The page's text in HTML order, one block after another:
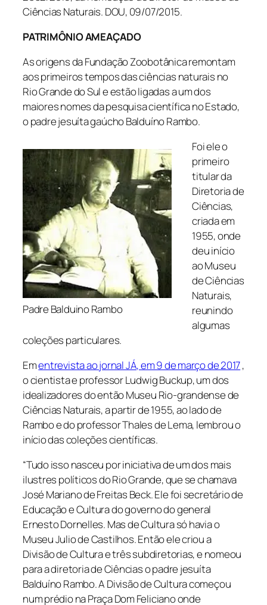
Ciências Naturais. DOU, 09/07/2015.
PATRIMÔNIO AMEAÇADO
As origens da Fundação Zoobotânica remontam
aos primeiros tempos das ciências naturais no
Rio Grande do Sul e estão ligadas a um dos
maiores nomes da pesquisa científica no Estado,
o padre jesuíta gaú­cho Balduíno Rambo.
Padre Balduino Rambo
Foi ele o
primeiro
titular da
Diretoria de
Ciências,
criada em
1955, onde
deu início
ao Museu
de Ciências
Naturais,
reunindo
algumas
coleções particulares.
Ementrevista ao jornal JÁ, em 9 de março de 2017,
o cientista e professor Ludwig Buckup, um dos
idealizadores do então Museu Rio-grandense de
Ciências Naturais, a partir de 1955, ao lado de
Rambo e do professor Thales de Lema, lembrou o
início das coleções científicas.
“Tudo isso nasceu por iniciativa de um dos mais
ilustres políticos do Rio Grande, que se chamava
José Mariano de Freitas Beck. Ele foi secretário de
Educação e Cultura do governo do general
Ernesto Dornelles. Mas de Cultura só havia o
Museu Julio de Castilhos. Então ele criou a
Divisão de Cultura e três subdiretorias, e nomeou
para a diretoria de Ciências o padre jesuíta
Balduíno Rambo. A Divisão de Cultura começou
num prédio na Praça Dom Feliciano onde